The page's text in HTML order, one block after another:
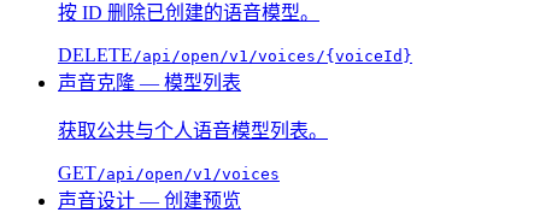
按 ID 删除已创建的语音模型。
DELETE /api/open/v1/voices/{voiceId}
声音克隆 — 模型列表
获取公共与个人语音模型列表。
GET/api/open/v1/voices
声音设计 — 创建预览